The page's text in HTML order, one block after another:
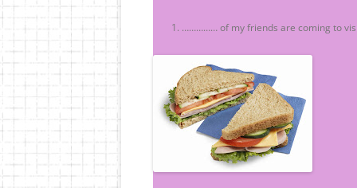
…………… of my friends are coming to